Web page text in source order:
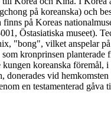
på koreanska) och
på Koreas
Östasiatiska museet).
"bong", vilket anspelar
kronprinsen
koreanska
vid
en testamenterad